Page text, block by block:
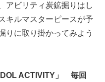
アビリティ炭鉱掘りはし
キルマスターピースが予
りに取り掛かってみよう
ACTIVITY」 毎回